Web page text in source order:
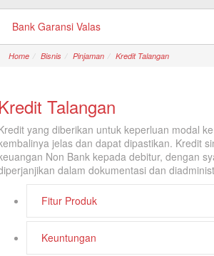
Bank Garansi Valas
Home Bisnis Pinjaman Kredit Talangan
Kredit Talangan
yang diberikan untuk keperluan modal
jelas dan dapat dipastikan. Kredit
Non Bank kepada debitur, dengan
dalam dokumentasi dan
Fitur Produk
Keuntungan